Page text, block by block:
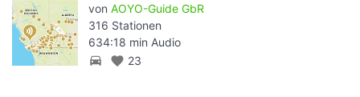
von AOYO-Guide GbR
316 Stationen
634:18 min Audio
directions_car favorite 23